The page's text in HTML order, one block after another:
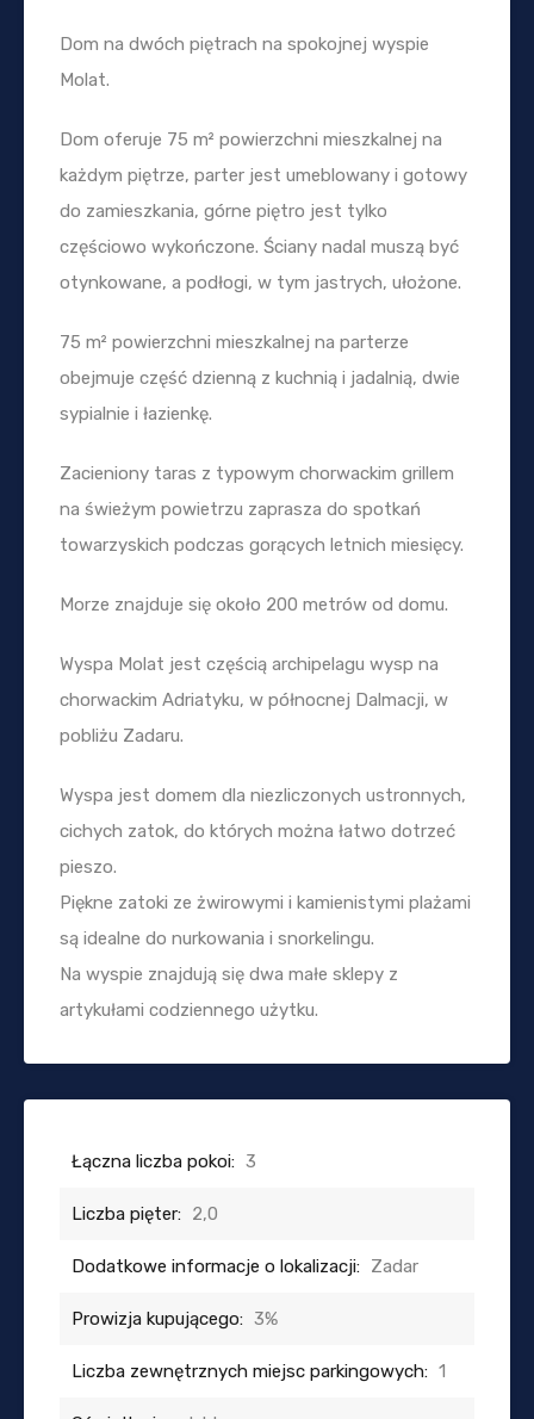
Dom na dwóch piętrach na spokojnej wyspie
Molat.
Dom oferuje 75 m² powierzchni mieszkalnej na
każdym piętrze, parter jest umeblowany i gotowy
do zamieszkania, górne piętro jest tylko
częściowo wykończone. Ściany nadal muszą być
otynkowane, a podłogi, w tym jastrych, ułożone.
75 m² powierzchni mieszkalnej na parterze
obejmuje część dzienną z kuchnią i jadalnią, dwie
sypialnie i łazienkę.
Zacieniony taras z typowym chorwackim grillem
na świeżym powietrzu zaprasza do spotkań
towarzyskich podczas gorących letnich miesięcy.
Morze znajduje się około 200 metrów od domu.
Wyspa Molat jest częścią archipelagu wysp na
chorwackim Adriatyku, w północnej Dalmacji, w
pobliżu Zadaru.
Wyspa jest domem dla niezliczonych ustronnych,
cichych zatok, do których można łatwo dotrzeć
pieszo.
Piękne zatoki ze żwirowymi i kamienistymi plażami
są idealne do nurkowania i snorkelingu.
Na wyspie znajdują się dwa małe sklepy z
artykułami codziennego użytku.
Łączna liczba pokoi: 3
Liczba pięter: 2,0
Dodatkowe informacje o lokalizacji: Zadar
Prowizja kupującego: 3%
Liczba zewnętrznych miejsc parkingowych: 1